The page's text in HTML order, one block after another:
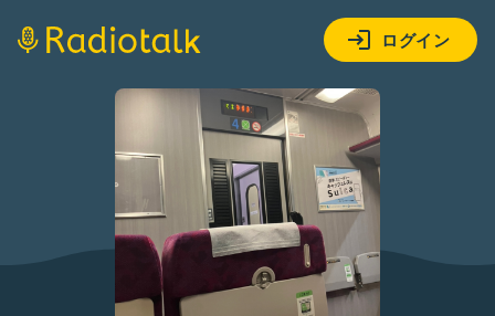
ログイン